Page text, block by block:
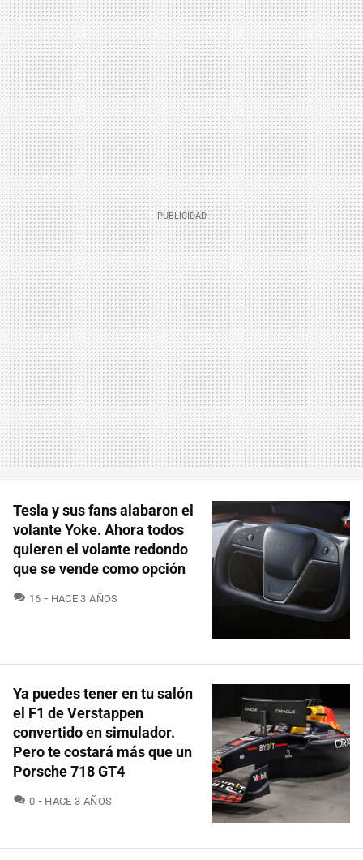
Tesla y sus fans alabaron el
volante Yoke. Ahora todos
quieren el volante redondo
que se vende como opción
16 COMENTARIOS
HACE 3 AÑOS
Ya puedes tener en tu salón
el F1 de Verstappen
convertido en simulador.
Pero te costará más que un
Porsche 718 GT4
0 COMENTARIOS
HACE 3 AÑOS